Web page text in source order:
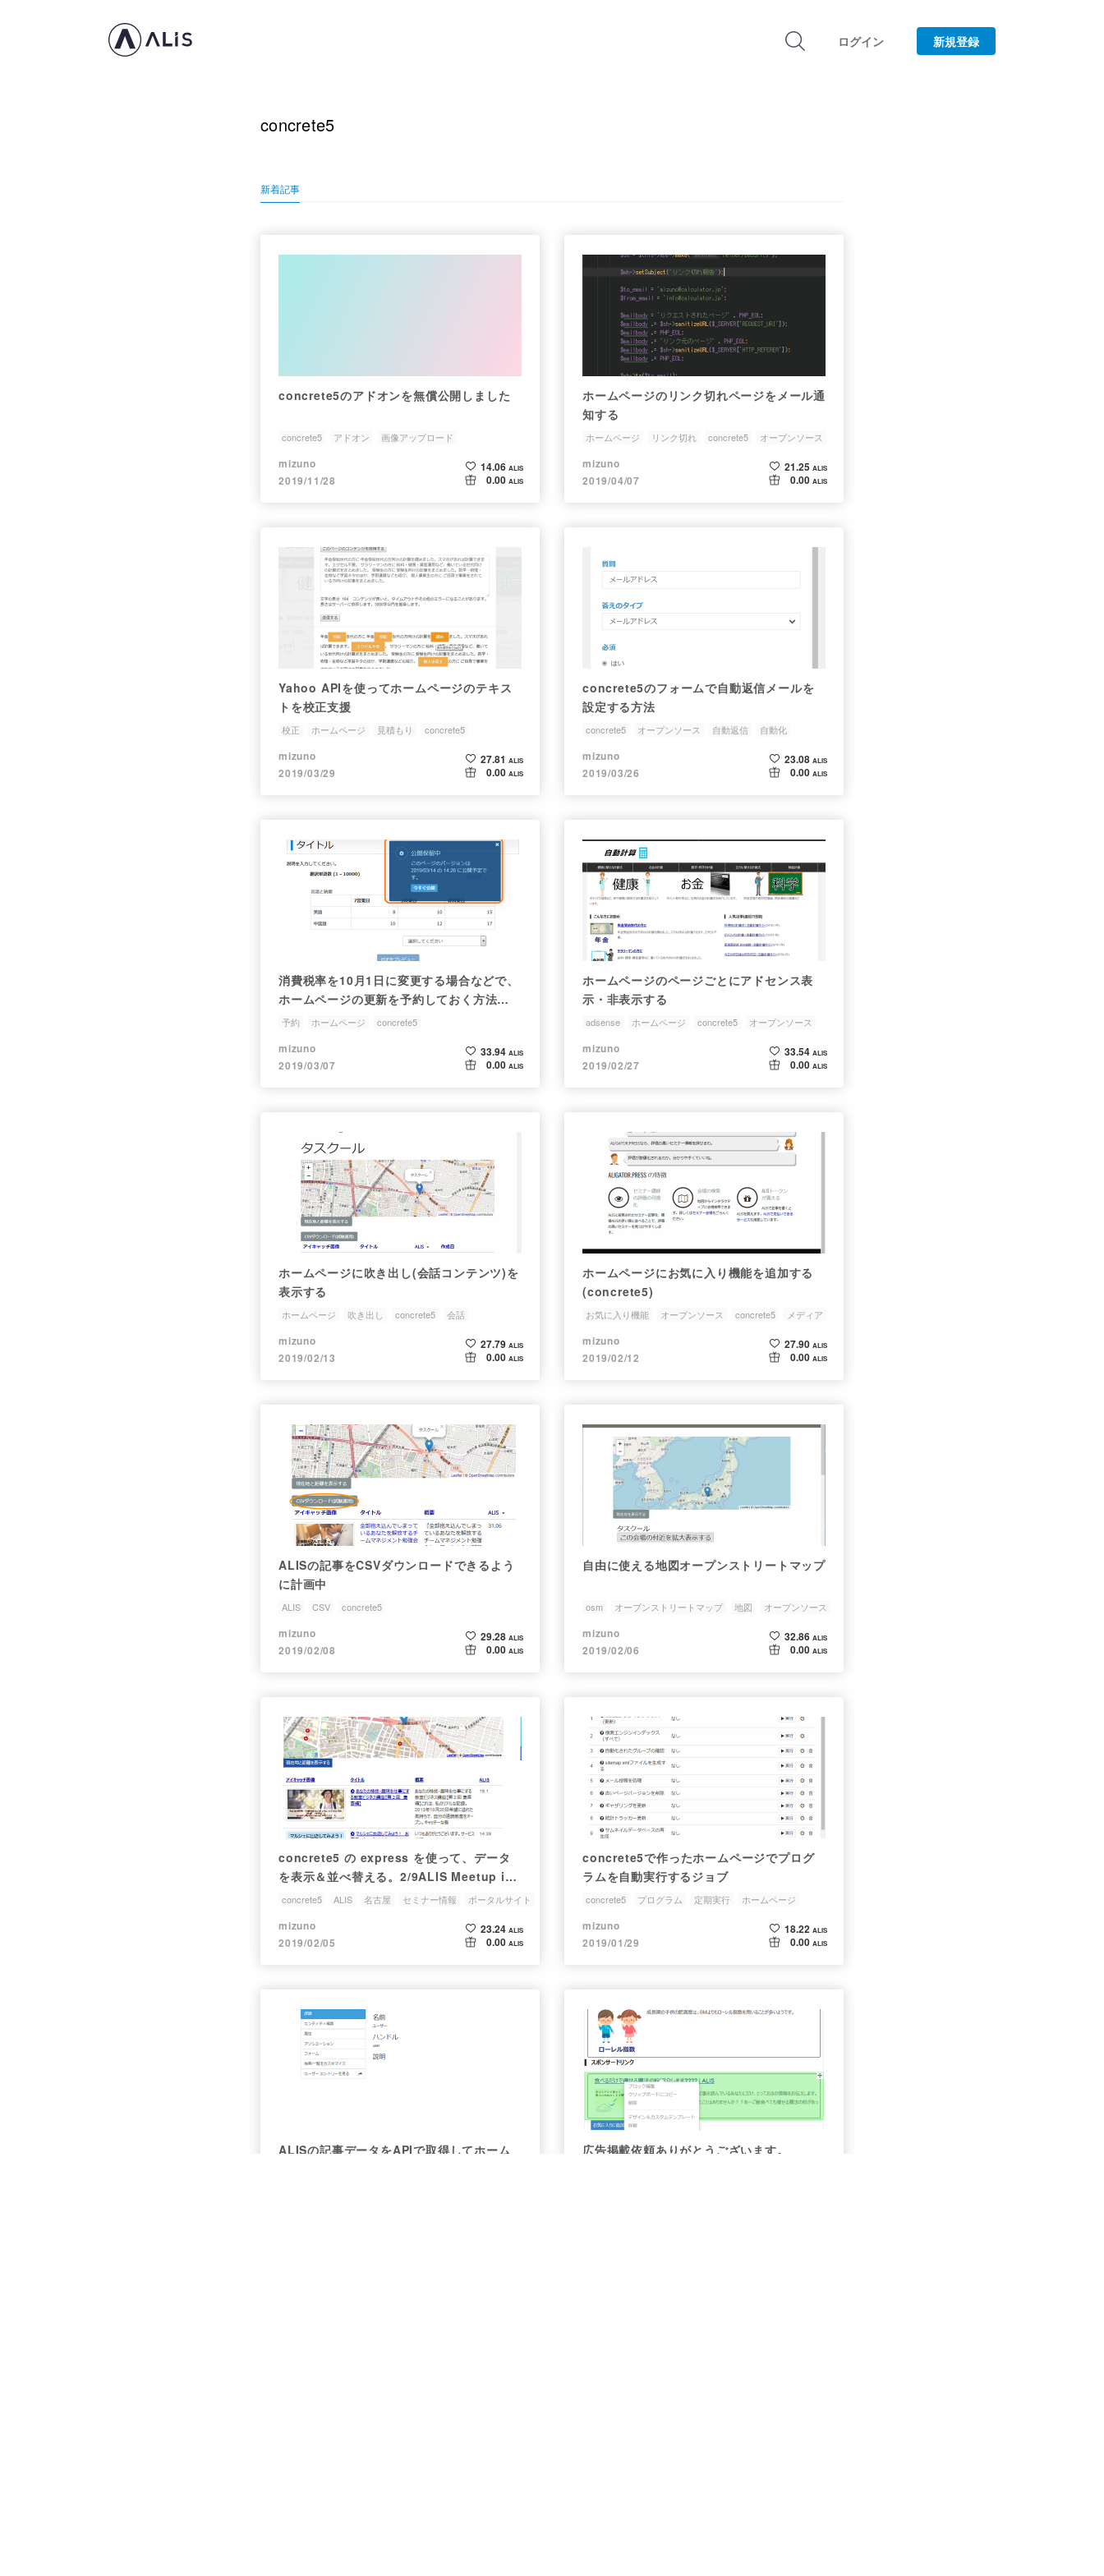
ログイン 新規登録
concrete5
新着記事
concrete5のアドオンを無償公開しました
concrete5 アドオン 画像アップロード
mizuno
2019/11/28
14.06 ALIS
0.00 ALIS
ホームページのリンク切れページをメール通
知する
ホームページ リンク切れ concrete5
オープンソース
自動化
mizuno
2019/04/07
21.25 ALIS
0.00 ALIS
Yahoo APIを使ってホームページのテキス
トを校正支援
校正 ホームページ 見積もり
concrete5
オープンソース
mizuno
2019/03/29
27.81 ALIS
0.00 ALIS
concrete5のフォームで自動返信メールを
設定する方法
concrete5 オープンソース 自動返信
自動化
topic-technology
mizuno
2019/03/26
23.08 ALIS
0.00 ALIS
消費税率を10月1日に変更する場合などで、
ホームページの更新を予約しておく方法
(concrete5)
予約 ホームページ concrete5
mizuno
2019/03/07
33.94 ALIS
0.00 ALIS
ホームページのページごとにアドセンス表
示・非表示する
adsense ホームページ concrete5
オープンソース
topic-technology
mizuno
2019/02/27
33.54 ALIS
0.00 ALIS
ホームページに吹き出し(会話コンテンツ)を
表示する
ホームページ 吹き出し concrete5
会話
topic-technology
mizuno
2019/02/13
27.79 ALIS
0.00 ALIS
ホームページにお気に入り機能を追加する
(concrete5)
お気に入り機能 オープンソース concrete5 メディア
mizuno
2019/02/12
27.90 ALIS
0.00 ALIS
ALISの記事をCSVダウンロードできるよう
に計画中
ALIS CSV concrete5
mizuno
2019/02/08
29.28 ALIS
0.00 ALIS
自由に使える地図オープンストリートマップ
osm オープンストリートマップ 地図
オープンソース
concrete5
mizuno
2019/02/06
32.86 ALIS
0.00 ALIS
concrete5 の express を使って、データ
を表示＆並べ替える。2/9ALIS Meetup in
Nagoyaでライトニングトークします
concrete5 ALIS 名古屋 セミナー情報 ポータルサイト
mizuno
2019/02/05
23.24 ALIS
0.00 ALIS
concrete5で作ったホームページでプログ
ラムを自動実行するジョブ
concrete5 プログラム 定期実行
ホームページ
topic-technology
mizuno
2019/01/29
18.22 ALIS
0.00 ALIS
ALISの記事データをAPIで取得してホーム
広告掲載依頼ありがとうございます。